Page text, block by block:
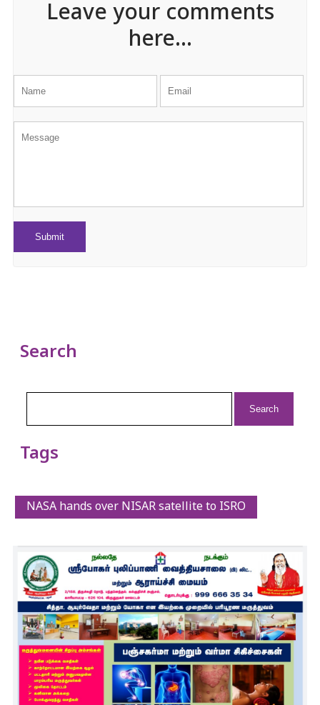
Leave your comments
here...
Search
Tags
NASA hands over NISAR satellite to ISRO